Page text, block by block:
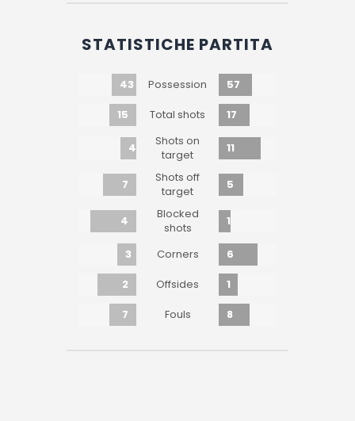
STATISTICHE PARTITA
43 Possession
57
15
Total shots 17
4
Shots on
target
11
7
Shots off
target
5
4
Blocked
shots
1
3 Corners
6
2
Offsides
1
7
Fouls 8